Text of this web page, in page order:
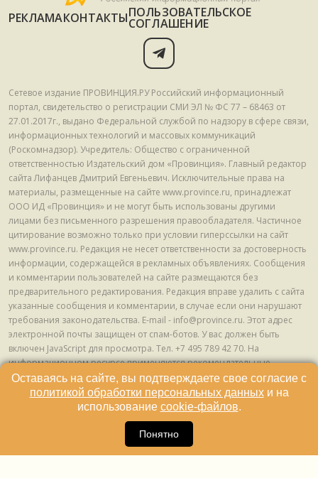
РЕКЛАМАКОНТАКТЫПОЛЬЗОВАТЕЛЬСКОЕ
СОГЛАШЕНИЕ
Сетевое издание ПРОВИНЦИЯ.РУ Российский информационный
портал, свидетельство о регистрации СМИ ЭЛ № ФС 77 – 68463 от
27.01.2017г., выдано Федеральной службой по надзору в сфере связи,
информационных технологий и массовых коммуникаций
(Роскомнадзор). Учредитель: Общество с ограниченной
ответственностью Издательский дом «Провинция». Главный редактор
сайта Лифанцев Дмитрий Евгеньевич. Исключительные права на
материалы, размещенные на сайте www.province.ru, принадлежат
ООО ИД «Провинция» и не могут быть использованы другими
лицами без письменного разрешения правообладателя. Частичное
цитирование возможно только при условии гиперссылки на сайт
www.province.ru. Редакция не несет ответственности за достоверность
информации, содержащейся в рекламных объявлениях. Сообщения
и комментарии пользователей на сайте размещаются без
предварительного редактирования. Редакция вправе удалить с сайта
указанные сообщения и комментарии, в случае если они нарушают
требования законодательства. E-mail - info@province.ru. Этот адрес
электронной почты защищен от спам-ботов. У вас должен быть
включен JavaScript для просмотра. Tел. +7 495 789 42 70. На
информационном ресурсе применяются рекомендательные
технологии (информационные технологии предоставления
информации на основе сбора, систематизации и анализа сведений,
относящихся к предпочтениям пользователей сети "Интернет",
находящихся на территории Российской Федерации) © ООО ИД
Оставаясь на сайте, вы подтверждаете свое согласие с
политикой обработки персональных данныхи на
использование cookie-файлов.
Понятно